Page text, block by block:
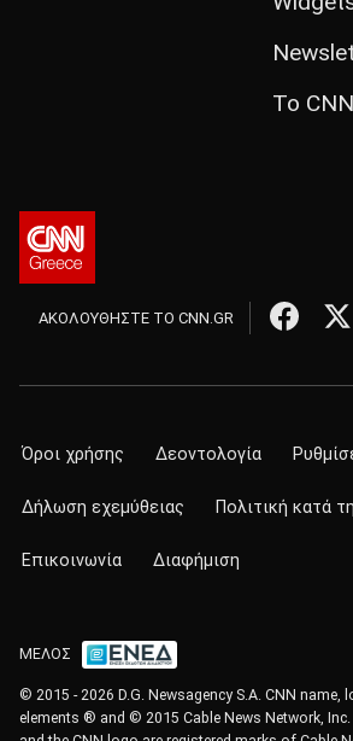
Το
ΑΚΟΛΟΥΘΗΣΤΕ ΤΟ CNN.GR
Όροι χρήσης Δεοντολογία
Δήλωση εχεμύθειας Πολιτική κατά
Επικοινωνία Διαφήμιση
ΜΕΛΟΣ
© 2015 - 2026 D.G. Newsagency S.A. CNN name,
elements ® and © 2015 Cable News Network, Inc.